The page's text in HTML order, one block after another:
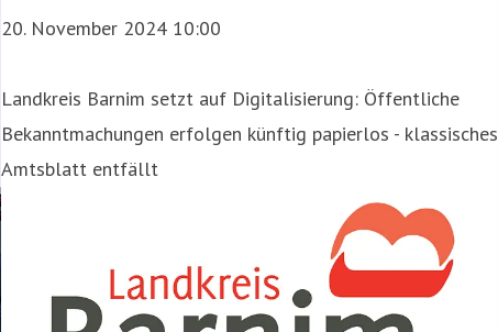
20. November 2024 10:00
Landkreis Barnim setzt auf Digitalisierung: Öffentliche
Bekanntmachungen erfolgen künftig papierlos - klassisches
Amtsblatt entfällt